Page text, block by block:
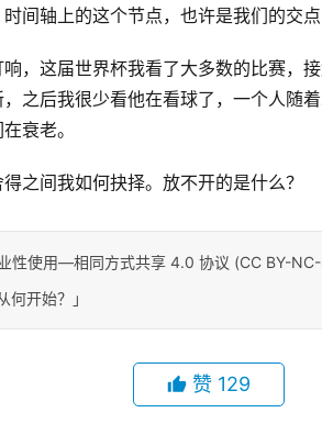
间轴上的这个节点，也许是我们的交
，这届世界杯我看了大多数的比赛，
之后我很少看他在看球了，一个人随
衰老。
之间我如何抉择。放不开的是什么？
性使用—相同方式共享 4.0 协议 (CC BY-
何开始？」
赞 129